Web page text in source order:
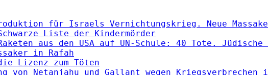
für Israels Vernichtungskrieg. Neue
Liste der Kindermörder
aus den USA auf UN-Schule: 40 Tote.
in Rafah
Lizenz zum Töten
von Netanjahu und Gallant wegen Kriegsverbrechen